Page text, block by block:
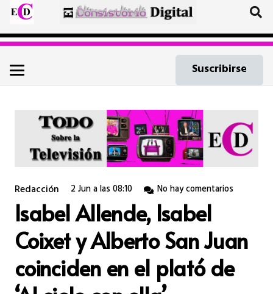
Suscribirse
Redacción 2 Jun a las 08:10 No hay comentarios
Isabel Allende, Isabel
Coixet y Alberto San Juan
coinciden en el plató de